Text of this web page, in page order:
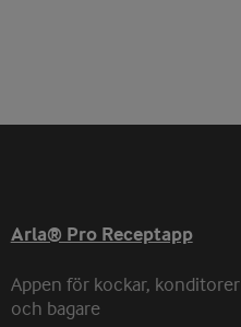
Arla® Pro Receptapp
Appen för kockar, konditorer
och bagare